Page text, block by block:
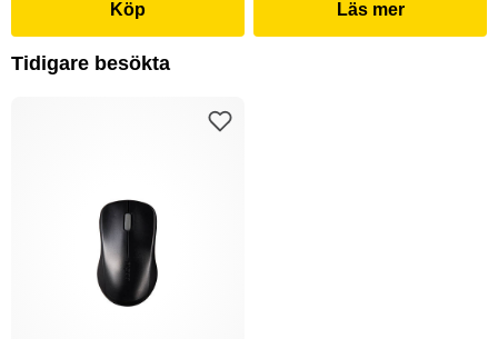
Köp Läs mer
Tidigare besökta